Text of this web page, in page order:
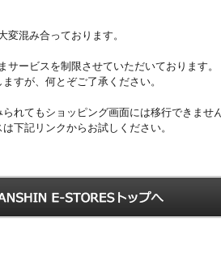
変混み合っております。
サービスを制限させていただいております。
すが、何とぞご了承ください。
れてもショッピング画面には移行できませ
下記リンクからお試しください。